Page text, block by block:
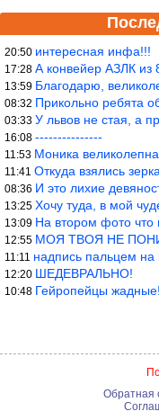
20:50 интересная инфа!!!
17:28 А конвейер АЗЛК из
13:59 Благодарю,
08:32 Прикольно ребята
03:33 У львов не стая, а
16:08 ---------------
11:53 Моника
11:41 Откуда взялись
08:36 И это лихие
13:25 Хочу туда, в мой
13:09 На втором фото что
12:55 МОЯ ТВОЯ НЕ
11:11 надпись пальцем
12:20 ШЕДЕВРАЛЬНО!
10:48 Гейропейцы жадные!
Обратная